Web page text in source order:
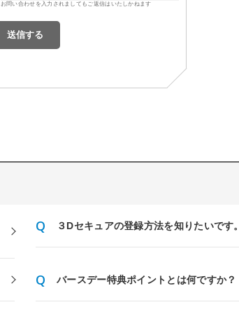
お問い合わせを入力されましてもご返信はいたしかねます
３Dセキュアの登録方法を知りたいです。
バースデー特典ポイントとは何ですか？